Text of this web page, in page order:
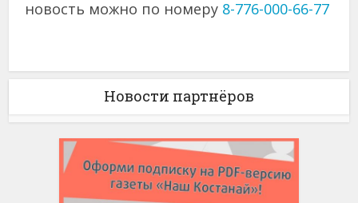
новость можно по номеру 8-776-000-66-77
Новости партнёров